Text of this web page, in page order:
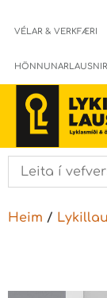
VÉLAR & VERKFÆRI
HÖNNUNARLAUSNIR
Heim /